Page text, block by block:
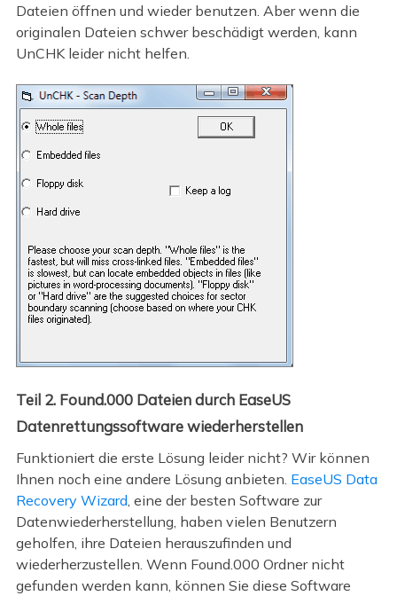
Dateien öffnen und wieder benutzen. Aber wenn die
originalen Dateien schwer beschädigt werden, kann
UnCHK leider nicht helfen.
Teil 2. Found.000 Dateien durch EaseUS
Datenrettungssoftware wiederherstellen
Funktioniert die erste Lösung leider nicht? Wir können
Ihnen noch eine andere Lösung anbieten. EaseUS Data
Recovery Wizard , eine der besten Software zur
Datenwiederherstellung, haben vielen Benutzern
geholfen, ihre Dateien herauszufinden und
wiederherzustellen. Wenn Found.000 Ordner nicht
gefunden werden kann, können Sie diese Software